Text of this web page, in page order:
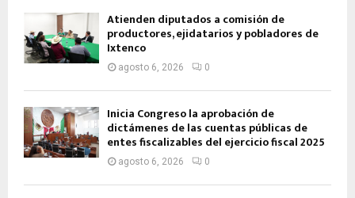
Atienden diputados a comisión de
productores, ejidatarios y pobladores de
Ixtenco
agosto 6, 2026 0
Inicia Congreso la aprobación de
dictámenes de las cuentas públicas de
entes fiscalizables del ejercicio fiscal 2025
agosto 6, 2026 0